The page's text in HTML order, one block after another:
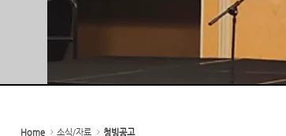
Home 소식/자료 청빙공고